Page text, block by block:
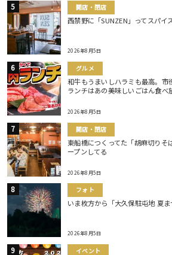
開店・閉店
西禁野に「SUNZEN」ってスパイ
2026年8月5日
グルメ
和牛もうまいしハラミも最高。市
ランチはあの美味しいごはん食べ
2026年8月5日
開店・閉店
東船橋につくってた「胡麻切りそ
ープンしてる
2026年8月5日
フォト
いま枚方から「大久保駐屯地 夏
2026年8月5日
イベント